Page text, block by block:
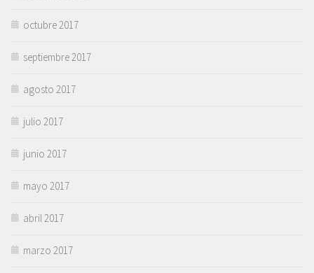
octubre 2017
septiembre 2017
agosto 2017
julio 2017
junio 2017
mayo 2017
abril 2017
marzo 2017